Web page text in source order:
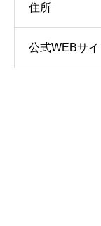
住所
公式WEBサイ